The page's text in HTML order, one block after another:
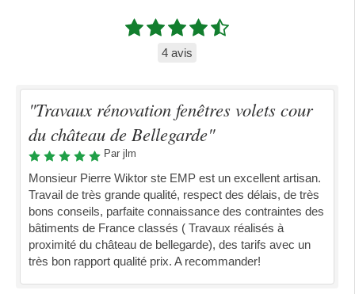
4 avis
"Travaux rénovation fenêtres volets cour
du château de Bellegarde"
Par jlm
Monsieur Pierre Wiktor ste EMP est un excellent artisan.
Travail de très grande qualité, respect des délais, de très
bons conseils, parfaite connaissance des contraintes des
bâtiments de France classés ( Travaux réalisés à
proximité du château de bellegarde), des tarifs avec un
très bon rapport qualité prix. A recommander!